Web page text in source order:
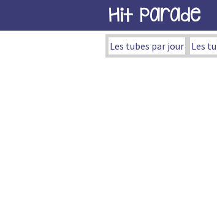
Hit Parade
Les tubes par jour Les